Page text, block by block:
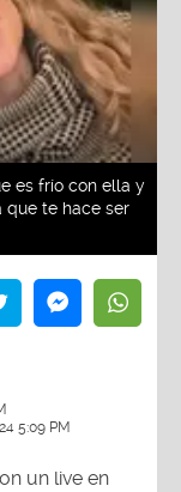
es frío con ella y
que te hace ser
5:09 PM
un live en